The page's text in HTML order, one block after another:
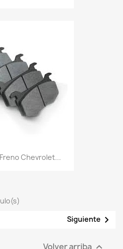
Chevrolet...
Siguiente 
Volver arriba